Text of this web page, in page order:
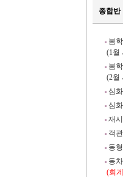
종합반
봄
(1월
봄
(2월
심
심
재
객
동
동
(회